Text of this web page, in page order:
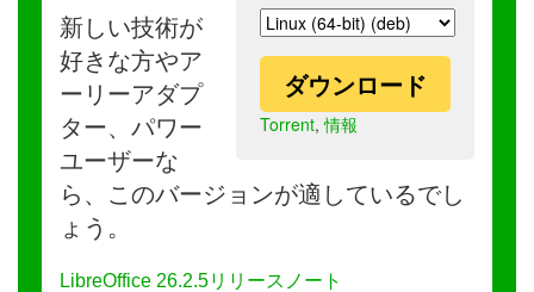
ダウンロード
Torrent,情報
新しい技術が
好きな方やア
ーリーアダプ
ター、パワー
ユーザーな
ら、このバージョンが適しているでし
ょう。
LibreOffice 26.2.5リリースノート